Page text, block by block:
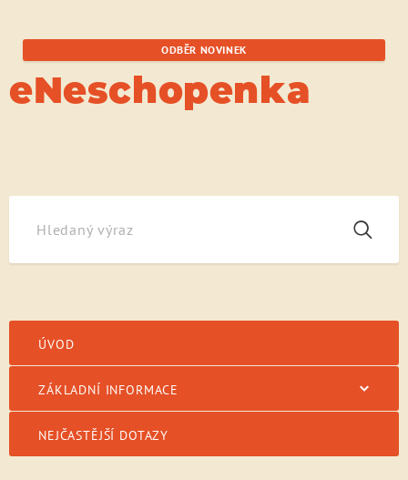
eNeschopenka
Základní informace Základní informace
ÚVOD
ZÁKLADNÍ INFORMACE
NEJČASTĚJŠÍ DOTAZY
ODBĚR NOVINEK